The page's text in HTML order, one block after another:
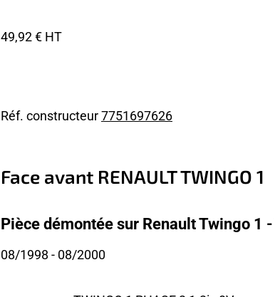
49,92 € HT
Réf. constructeur7751697626
Face avant RENAULT TWINGO 1
Pièce démontée sur Renault Twingo 1
08/1998 - 08/2000